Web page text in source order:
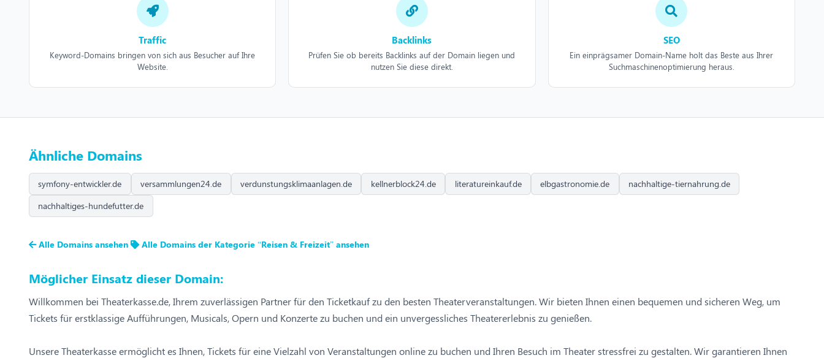
Traffic
Keyword-Domains bringen von sich aus Besucher auf Ihre
Website.
Backlinks
Prüfen Sie ob bereits Backlinks auf der Domain liegen und
nutzen Sie diese direkt.
SEO
Ein einprägsamer Domain-Name holt das Beste aus Ihrer
Suchmaschinenoptimierung heraus.
Ähnliche Domains
symfony-entwickler.de versammlungen24.de verdunstungsklimaanlagen.de kellnerblock24.de literatureinkauf.de elbgastronomie.de
nachhaltige-tiernahrung.de
nachhaltiges-hundefutter.de
Alle Domains ansehen Alle Domains der Kategorie “Reisen & Freizeit” ansehen
Möglicher Einsatz dieser Domain:
Willkommen bei Theaterkasse.de, Ihrem zuverlässigen Partner für den Ticketkauf zu den besten Theaterveranstaltungen. Wir bieten Ihnen einen bequemen und sicheren Weg, um
Tickets für erstklassige Aufführungen, Musicals, Opern und Konzerte zu buchen und ein unvergessliches Theatererlebnis zu genießen.
Unsere Theaterkasse ermöglicht es Ihnen, Tickets für eine Vielzahl von Veranstaltungen online zu buchen und Ihren Besuch im Theater stressfrei zu gestalten. Wir garantieren Ihnen